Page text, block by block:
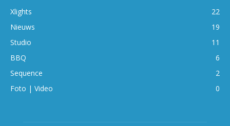
Xlights
22
Nieuws
19
Studio
11
BBQ
6
Sequence
2
Foto | Video
0